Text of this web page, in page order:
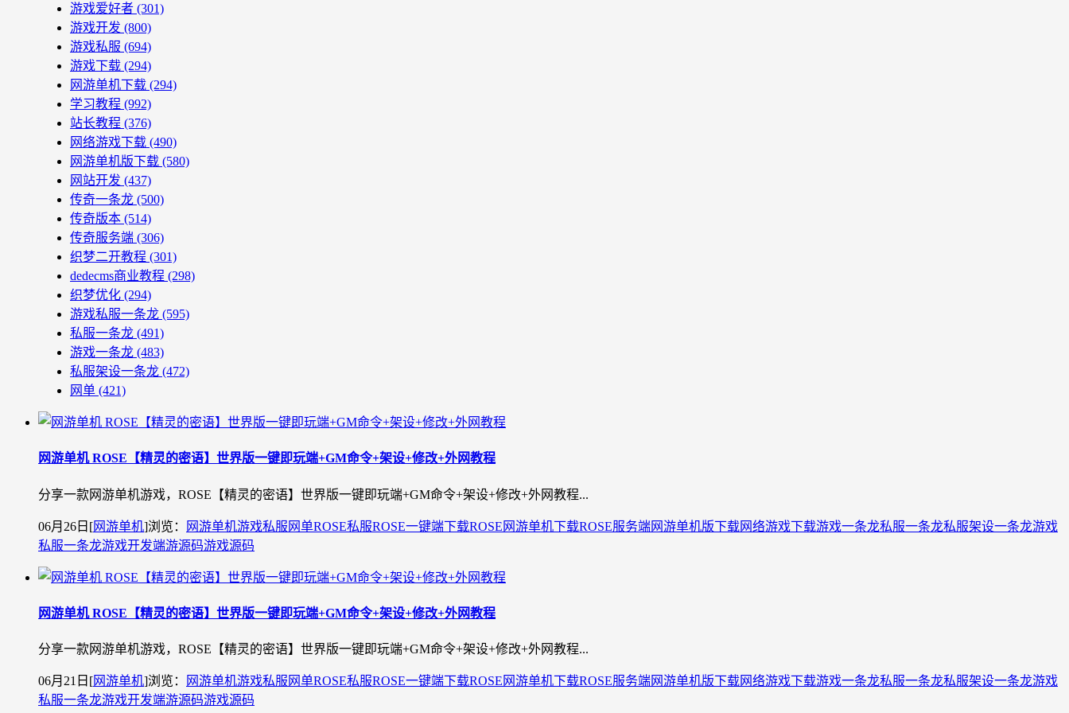
游戏爱好者 (301)
游戏开发 (800)
游戏私服 (694)
游戏下载 (294)
网游单机下载 (294)
学习教程 (992)
站长教程 (376)
网络游戏下载 (490)
网游单机版下载 (580)
网站开发 (437)
传奇一条龙 (500)
传奇版本 (514)
传奇服务端 (306)
织梦二开教程 (301)
dedecms商业教程 (298)
织梦优化 (294)
游戏私服一条龙 (595)
私服一条龙 (491)
游戏一条龙 (483)
私服架设一条龙 (472)
网单 (421)
网游单机 ROSE【精灵的密语】世界版一键即玩端+GM命令+架设+修改+外网教程
分享一款网游单机游戏，ROSE【精灵的密语】世界版一键即玩端+GM命令+架设+修改+外网教程...
06月26日 [网游单机]浏览： 网游单机游戏私服 网单ROSE私服ROSE一键端下载ROSE网游单机下载ROSE服务端网游单机版下载网络游戏下载游戏一条龙私服一条龙私服架设一条龙游戏
私服一条龙游戏开发端游源码游戏源码
网游单机 ROSE【精灵的密语】世界版一键即玩端+GM命令+架设+修改+外网教程
分享一款网游单机游戏，ROSE【精灵的密语】世界版一键即玩端+GM命令+架设+修改+外网教程...
06月21日 [网游单机]浏览： 网游单机游戏私服 网单ROSE私服ROSE一键端下载ROSE网游单机下载ROSE服务端网游单机版下载网络游戏下载游戏一条龙私服一条龙私服架设一条龙游戏
私服一条龙游戏开发端游源码游戏源码